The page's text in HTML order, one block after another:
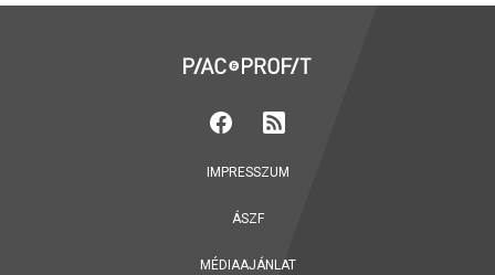
IMPRESSZUM
ÁSZF
MÉDIAAJÁNLAT